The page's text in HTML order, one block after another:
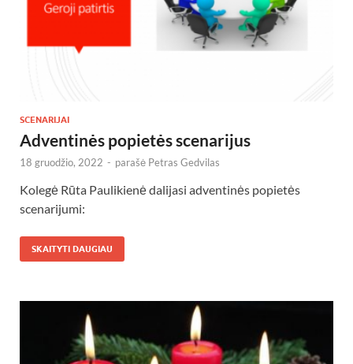
SCENARIJAI
Adventinės popietės scenarijus
18 gruodžio, 2022 - parašė Petras Gedvilas
Kolegė Rūta Paulikienė dalijasi adventinės popietės
scenarijumi:
SKAITYTI DAUGIAU